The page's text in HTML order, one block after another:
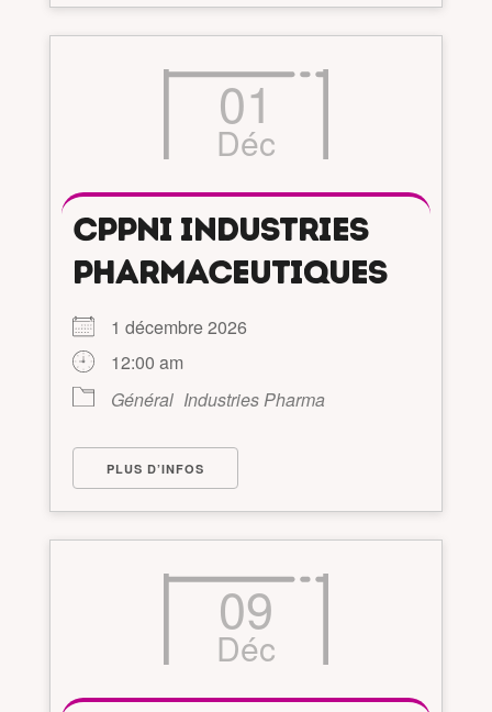
01
Déc
CPPNI INDUSTRIES
PHARMACEUTIQUES
1 décembre 2026
12:00 am
Général Industries Pharma
PLUS D’INFOS
09
Déc